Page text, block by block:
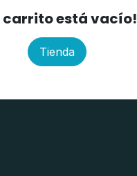
carrito está vacío!
Tienda